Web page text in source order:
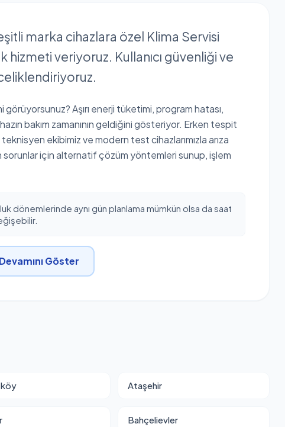
marka cihazlara özel Klima Servisi
veriyoruz. Kullanıcı güvenliği ve
Aşırı enerji tüketimi, program hatası,
bakım zamanının geldiğini gösteriyor. Erken tespit
ekibimiz ve modern test cihazlarımızla arıza
sorunlar için alternatif çözüm yöntemleri sunup, işlem
dönemlerinde aynı gün planlama mümkün olsa da saat
Devamını Göster
Ataşehir
Bahçelievler